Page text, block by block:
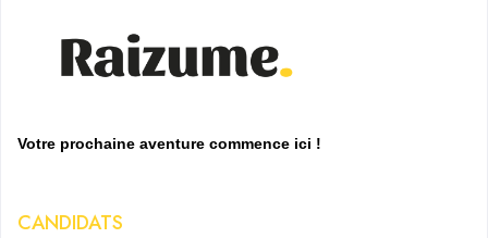
Votre prochaine aventure commence ici !
CANDIDATS